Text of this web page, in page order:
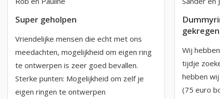
Super geholpen
Vriendelijke mensen die echt met ons
meedachten, mogelijkheid om eigen ring
te ontwerpen is zeer goed bevallen.
Sterke punten: Mogelijkheid om zelf je
eigen ringen te ontwerpen
Wij
tijdje
hebben
(75 euro